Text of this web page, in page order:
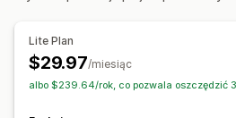
Miejsca pozyskiwania
Australia
Belgia Brazylia Francja
Lite Plan
$29.97/miesiąc
albo $239.64/rok, co pozwala oszczędzić